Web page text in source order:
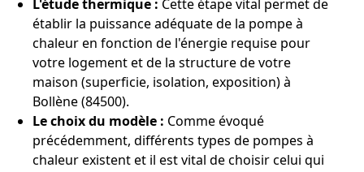
L'étude thermique : Cette étape vital permet de
établir la puissance adéquate de la pompe à
chaleur en fonction de l'énergie requise pour
votre logement et de la structure de votre
maison (superficie, isolation, exposition) à
Bollène (84500).
Le choix du modèle : Comme évoqué
précédemment, différents types de pompes à
chaleur existent et il est vital de choisir celui qui